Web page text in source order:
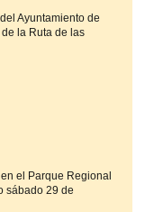
Ayuntamiento de
la Ruta de las
el Parque Regional
sábado 29 de